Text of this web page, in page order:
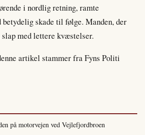
i nordlig retning, ramte
betydelig skade til følge. Manden, der
med lettere kvæstelser.
artikel stammer fra Fyns Politi
på motorvejen ved Vejlefjordbroen